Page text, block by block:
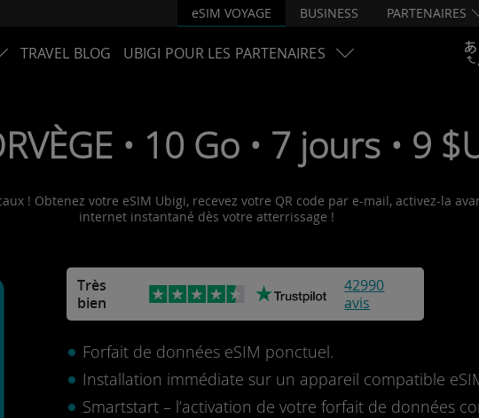
eSIM VOYAGE BUSINESS PARTENAIRES
TRAVEL BLOG UBIGI POUR LES PARTENAIRES
• 10 Go • 7 jours • 9
! Obtenez votre eSIM Ubigi, recevez votre QR code par e-mail, activez-la
internet instantané dès votre atterrissage !
Très
bien
42990
avis
Forfait de données eSIM ponctuel.
Installation immédiate sur un appareil compatible
Smartstart – l’activation de votre forfait de données